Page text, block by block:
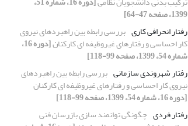
1399، صفحه 47-64]
رفتار انحرافی کاری بررسی رابطه بین راهبردهای نیروی
کار احساسی و رفتارهای غیروظیفه ای کارکنان [دوره 16،
شماره 54، 1399، صفحه 99-118]
رفتار شهروندی سازمانی بررسی رابطه بین راهبردهای
نیروی کار احساسی و رفتارهای غیروظیفه ای کارکنان
[دوره 16، شماره 54، 1399، صفحه 99-118]
رفتار فردی چگونگی توانمند سازی بازرسان فنی